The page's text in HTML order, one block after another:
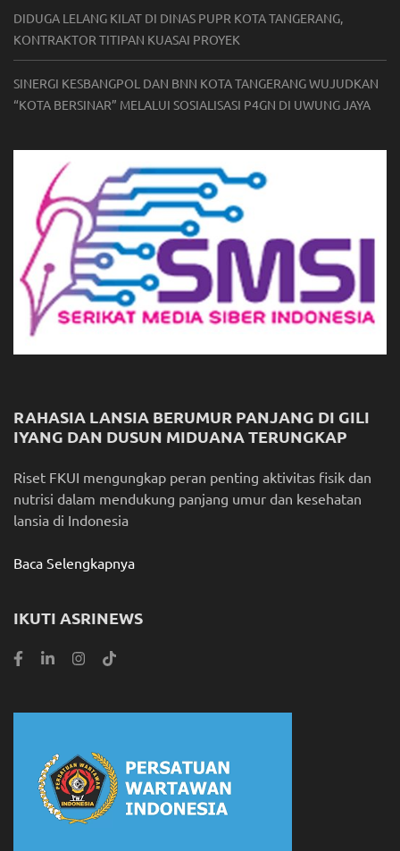
DIDUGA LELANG KILAT DI DINAS PUPR KOTA TANGERANG,
KONTRAKTOR TITIPAN KUASAI PROYEK
SINERGI KESBANGPOL DAN BNN KOTA TANGERANG WUJUDKAN
“KOTA BERSINAR” MELALUI SOSIALISASI P4GN DI UWUNG JAYA
RAHASIA LANSIA BERUMUR PANJANG DI GILI
IYANG DAN DUSUN MIDUANA TERUNGKAP
Riset FKUI mengungkap peran penting aktivitas fisik dan
nutrisi dalam mendukung panjang umur dan kesehatan
lansia di Indonesia
Baca Selengkapnya
IKUTI ASRINEWS